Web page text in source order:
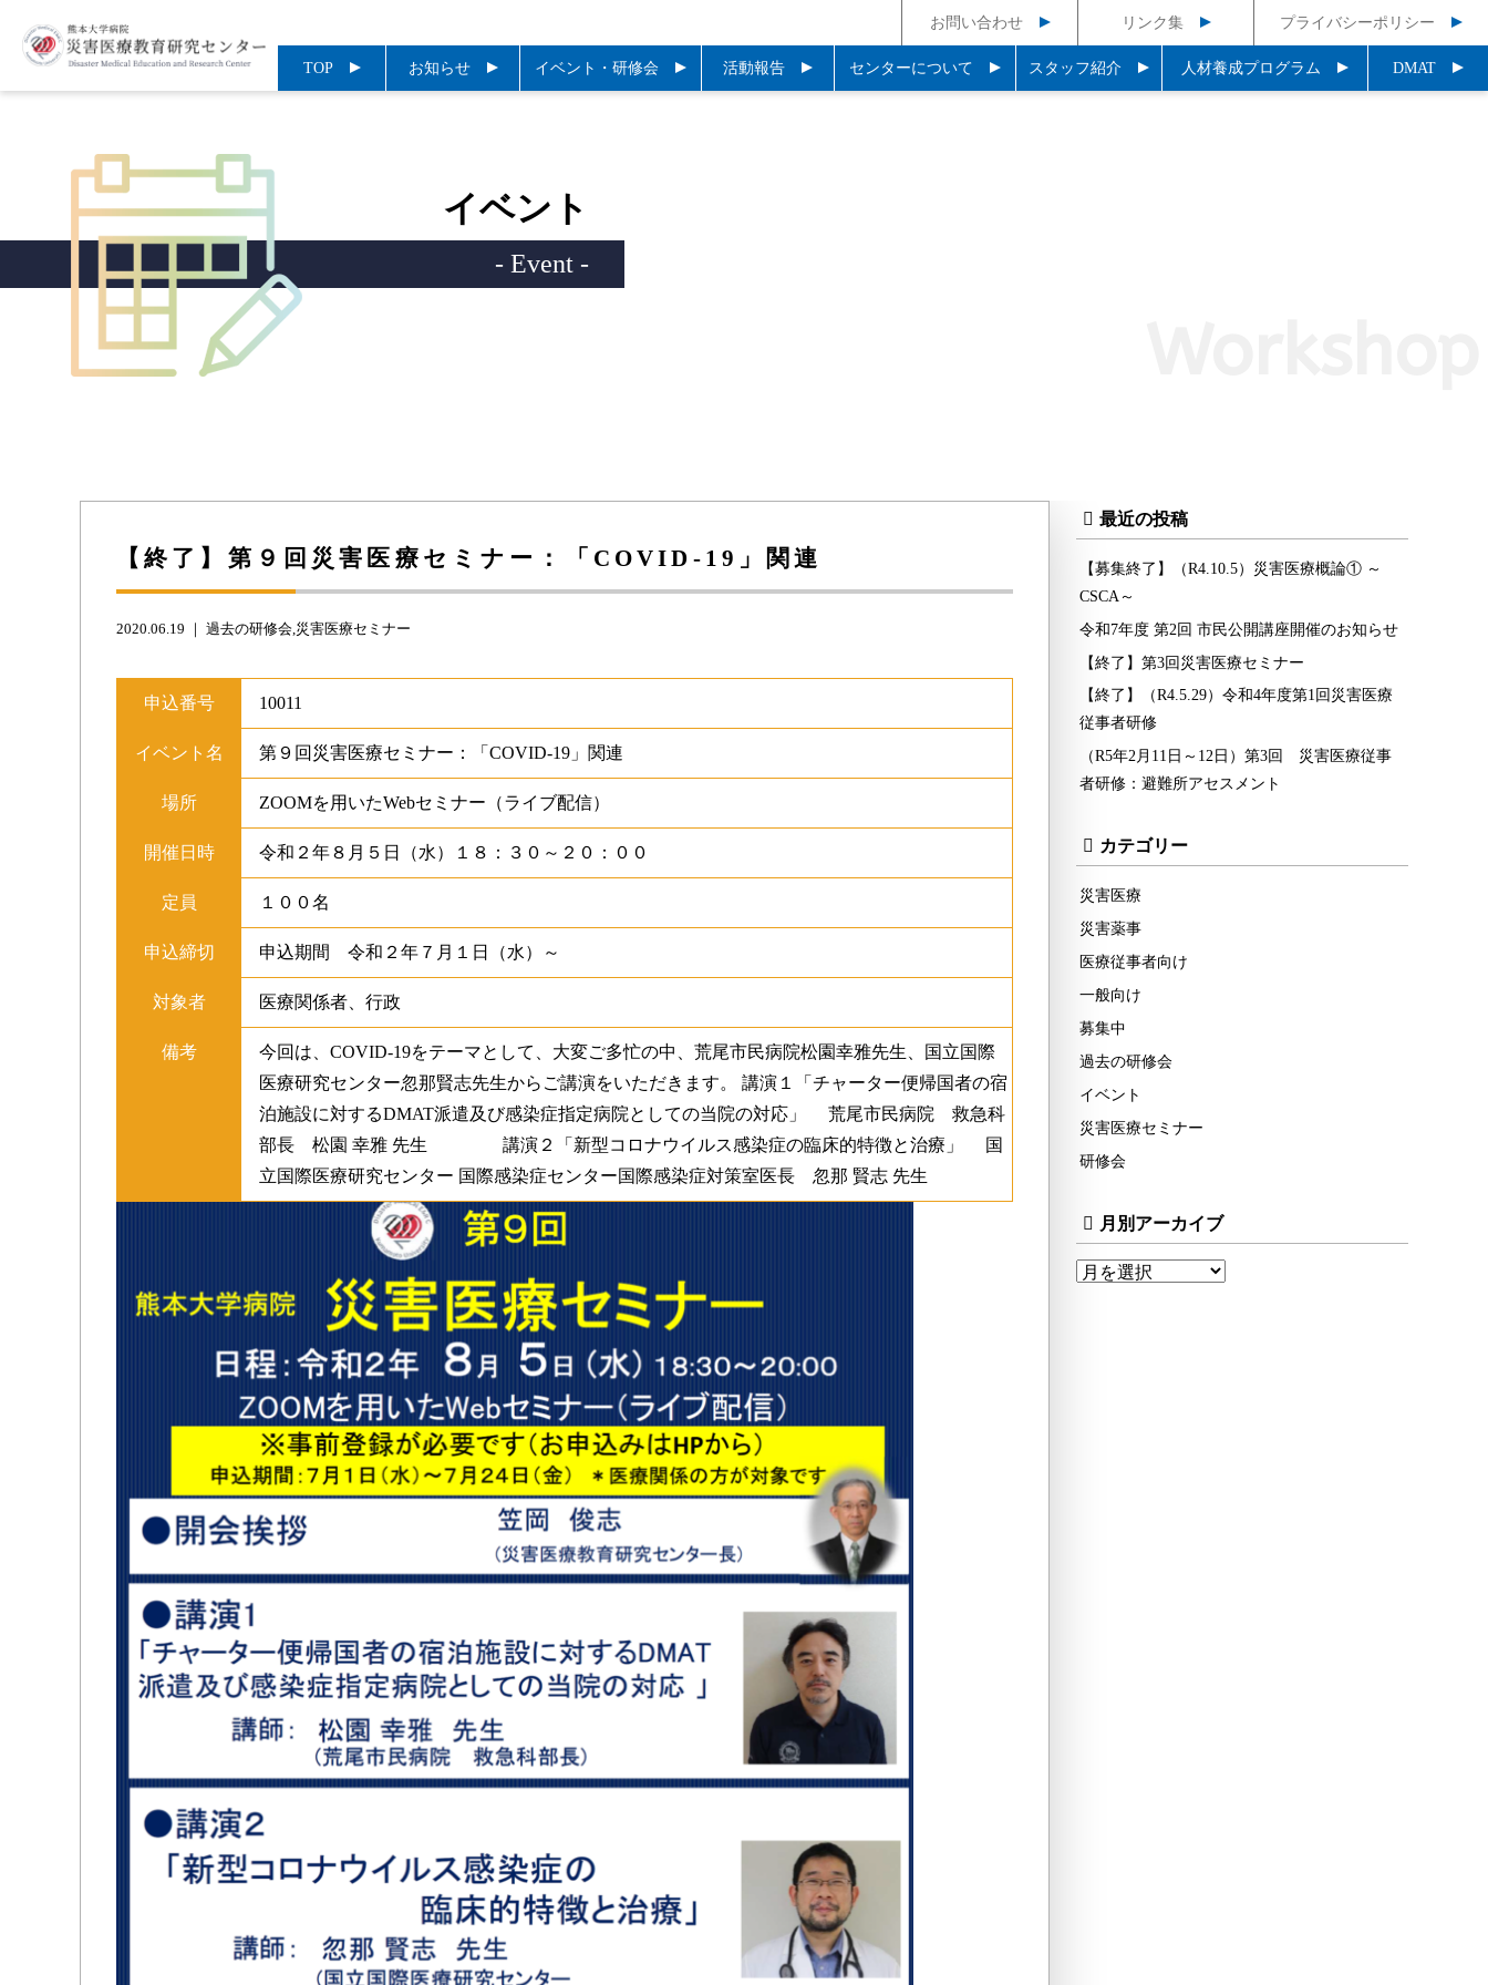
お問い合わせ リンク集 プライバシーポリシー
TOP お知らせ イベント・研修会 活動報告 センターについて スタッフ紹介 人材養成プログラム DMAT
イベント
- Event -
【終了】第９回災害医療セミナー：「COVID-19」関連
2020.06.19 ｜ 過去の研修会 災害医療セミナー
申込番号 10011
イベント名 第９回災害医療セミナー：「COVID-19」関連
場所 ZOOMを用いたWebセミナー（ライブ配信）
開催日時 令和２年８月５日（水）１８：３０～２０：００
定員 １００名
申込締切 申込期間 令和２年７月１日（水）～
対象者 医療関係者、行政
備考
今回は、COVID-19をテーマとして、大変ご多忙の中、荒尾市民病院松園幸雅先生、国立国際
医療研究センター忽那賢志先生からご講演をいただきます。 講演１「チャーター便帰国者の宿
泊施設に対するDMAT派遣及び感染症指定病院としての当院の対応」 荒尾市民病院 救急科
部長 松園 幸雅 先生 講演２「新型コロナウイルス感染症の臨床的特徴と治療」 国
立国際医療研究センター 国際感染症センター国際感染症対策室医長 忽那 賢志 先生
最近の投稿
【募集終了】（R4.10.5）災害医療概論① ～
CSCA～
令和7年度 第2回 市民公開講座開催のお知らせ
【終了】第3回災害医療セミナー
【終了】（R4.5.29）令和4年度第1回災害医療
従事者研修
（R5年2月11日～12日）第3回 災害医療従事
者研修：避難所アセスメント
カテゴリー
災害医療
災害薬事
医療従事者向け
一般向け
募集中
過去の研修会
イベント
災害医療セミナー
研修会
月別アーカイブ